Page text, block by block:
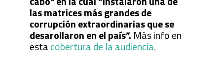
las matrices más grandes de
corrupción extraordinarias que se
desarollaron en el país”. Más info en
estacobertura de la audiencia.